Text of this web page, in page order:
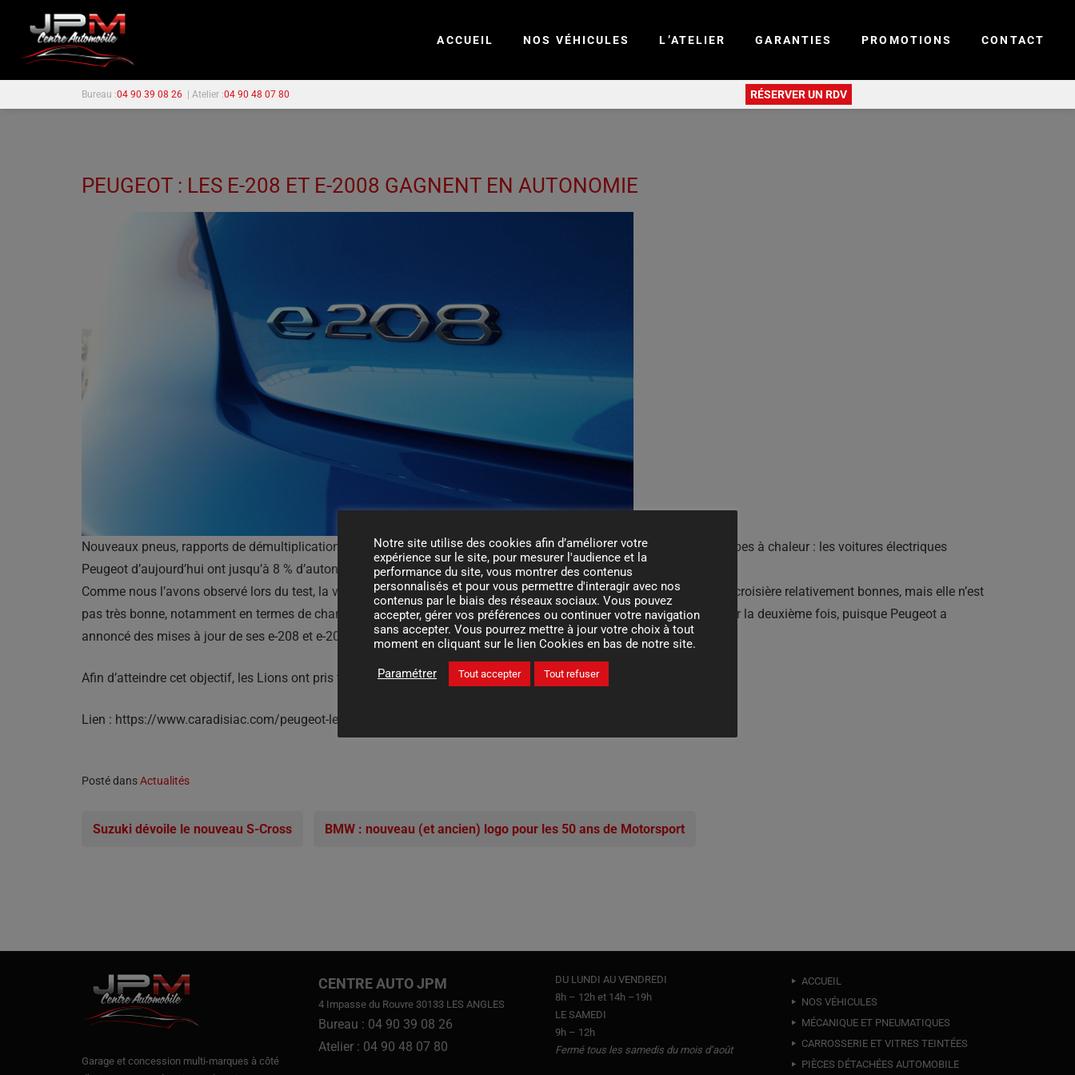
ACCUEIL NOS VÉHICULES L’ATELIER GARANTIES PROMOTIONS CONTACT
Bureau :04 90 39 08 26 | Atelier :04 90 48 07 80 RÉSERVER UN RDV
PEUGEOT : LES E-208 ET E-2008 GAGNENT EN AUTONOMIE
Nouveaux pneus, rapports de démultiplication plus importants sur le réducteur de boîte de vitesses et nouvelles pompes à chaleur : les voitures électriques
Peugeot d’aujourd’hui ont jusqu’à 8 % d’autonomie.
Comme nous l’avons observé lors du test, la voiture électrique Peugeot offre des performances et une autonomie de croisière relativement bonnes, mais elle n’est
pas très bonne, notamment en termes de charge et d’autonomie de croisière. C’est exactement ce qui s’est passé pour la deuxième fois, puisque Peugeot a
annoncé des mises à jour de ses e-208 et e-2008, visant à augmenter l’autonomie à 8% ou 25 kilomètres.
Afin d’atteindre cet objectif, les Lions ont pris toutes les mesures nécessaires.
Lien : https://www.caradisiac.com/peugeot-les-e-208-et-e-2008-gagnent-en-autonomie-193310.htm
Posté dansActualités
Suzuki dévoile le nouveau S-Cross BMW : nouveau (et ancien) logo pour les 50 ans de Motorsport
Garage et concession multi-marques à côté
CENTRE AUTO JPM
4 Impasse du Rouvre 30133 LES ANGLES
Bureau : 04 90 39 08 26
Atelier : 04 90 48 07 80
DU LUNDI AU VENDREDI
8h – 12h et 14h –19h
LE SAMEDI
9h – 12h
Fermé tous les samedis du mois d’août
ACCUEIL
NOS VÉHICULES
MÉCANIQUE ET PNEUMATIQUES
CARROSSERIE ET VITRES TEINTÉES
PIÈCES DÉTACHÉES AUTOMOBILE
Notre site utilise des cookies afin d’améliorer votre
expérience sur le site, pour mesurer l'audience et la
performance du site, vous montrer des contenus
personnalisés et pour vous permettre d'interagir avec nos
contenus par le biais des réseaux sociaux. Vous pouvez
accepter, gérer vos préférences ou continuer votre navigation
sans accepter. Vous pourrez mettre à jour votre choix à tout
moment en cliquant sur le lien Cookies en bas de notre site.
Paramétrer Tout accepter Tout refuser